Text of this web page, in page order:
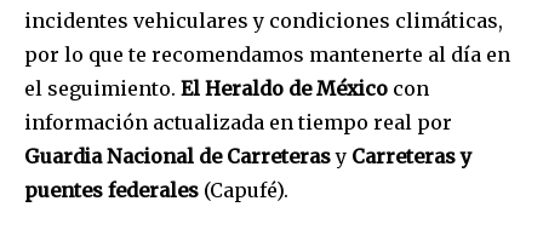
incidentes vehiculares y condiciones climáticas,
por lo que te recomendamos mantenerte al día en
el seguimiento. El Heraldo de México con
información actualizada en tiempo real por
Guardia Nacional de Carreterasy Carreteras y
puentes federales (Capufé).